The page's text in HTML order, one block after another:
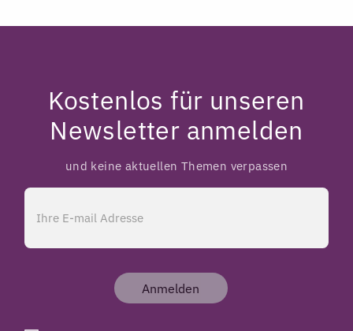
Kostenlos für unseren
Newsletter anmelden
und keine aktuellen Themen verpassen
Anmelden